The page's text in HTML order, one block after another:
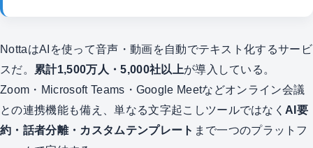
NottaはAIを使って音声・動画を自動でテキスト化するサービ
スだ。
累計1,500万人・5,000社以上が導入している。
Zoom・Microsoft Teams・Google Meetなどオンライン会議
との連携機能も備え、単なる文字起こしツールではなく AI要
約・話者分離・カスタムテンプレート まで一つのプラットフ